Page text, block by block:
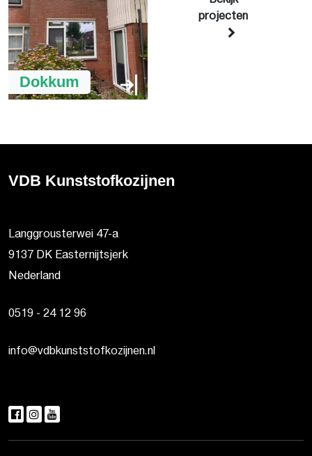
Dokkum
projecten
VDB Kunststofkozijnen
Langgrousterwei 47-a
9137 DK Easternijtsjerk
Nederland
0519 - 24 12 96
info@vdbkunststofkozijnen.nl